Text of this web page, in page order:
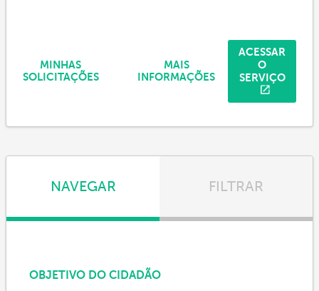
ACESSAR
O
SERVIÇO
MAIS
INFORMAÇÕES
MINHAS
SOLICITAÇÕES
NAVEGAR FILTRAR
OBJETIVO DO CIDADÃO